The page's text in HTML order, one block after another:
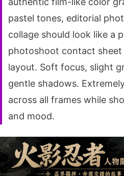
pastel tones, editorial
collage should look like a
photoshoot contact sheet
layout. Soft focus, slight
gentle shadows.
across all frames while
and mood.